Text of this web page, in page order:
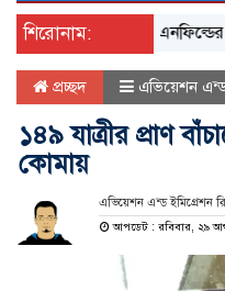
শিরোনাম:র‌য়্যাল এনফিল্ডের
প্রচ্ছদ এভিয়েশন
১৪৯ যাত্রীর প্রাণ
কোমায়
এভিয়েশন এন্ড ইমিগ্রেশন
আপডেট : রবিবার, ২৯